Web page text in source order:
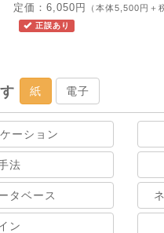
定価： 6,050円 （本体5,500円＋
正誤あり
紙 電子
ーション
法
タベース
ン